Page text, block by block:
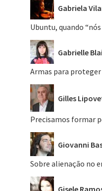
Gabriela
Ubuntu, quando
Gabrielle
Armas para
Gilles
Precisamos formar
Giovanni
Sobre alienação no
Gisele